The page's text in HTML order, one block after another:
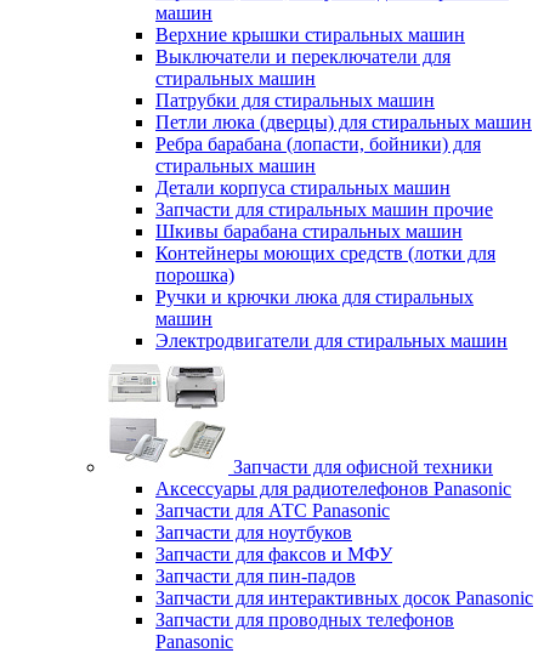
машин
Верхние крышки стиральных машин
Выключатели и переключатели для
стиральных машин
Патрубки для стиральных машин
Петли люка (дверцы) для стиральных машин
Ребра барабана (лопасти, бойники) для
стиральных машин
Детали корпуса стиральных машин
Запчасти для стиральных машин прочие
Шкивы барабана стиральных машин
Контейнеры моющих средств (лотки для
порошка)
Ручки и крючки люка для стиральных
машин
Электродвигатели для стиральных машин
Запчасти для офисной техники
Аксессуары для радиотелефонов Panasonic
Запчасти для АТС Panasonic
Запчасти для ноутбуков
Запчасти для факсов и МФУ
Запчасти для пин-падов
Запчасти для интерактивных досок Panasonic
Запчасти для проводных телефонов
Panasonic